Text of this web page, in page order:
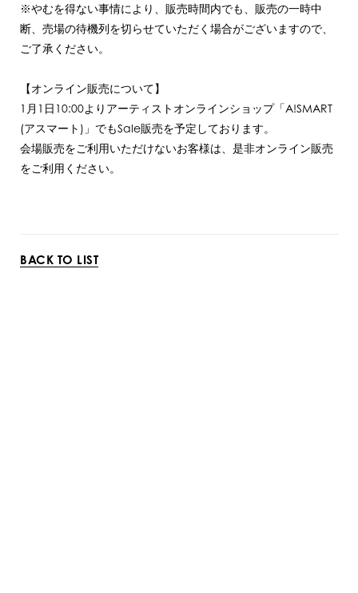
※やむを得ない事情により、販売時間内でも、販売の一時中
断、売場の待機列を切らせていただく場合がございますので、
ご了承ください。
【オンライン販売について】
1月1日10:00よりアーティストオンラインショップ「A!SMART
(アスマート)」でもSale販売を予定しております。
会場販売をご利用いただけないお客様は、是非オンライン販売
をご利用ください。
BACK TO LIST